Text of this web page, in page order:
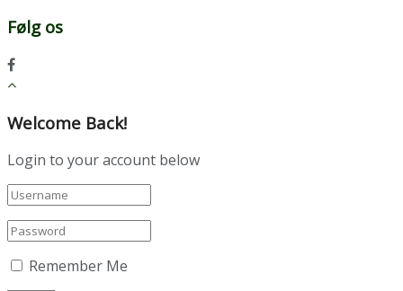
Følg os
Welcome Back!
Login to your account below
Remember Me